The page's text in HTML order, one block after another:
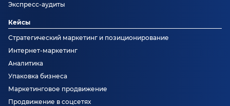
Экспресс-аудиты
Кейсы
Стратегический маркетинг и позиционирование
Интернет-маркетинг
Аналитика
Упаковка бизнеса
Маркетинговое продвижение
Продвижение в соцсетях